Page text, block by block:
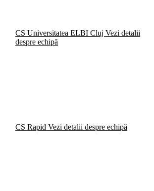
CS Universitatea ELBI Cluj Vezi detalii
despre echipă
CS Rapid Vezi detalii despre echipă